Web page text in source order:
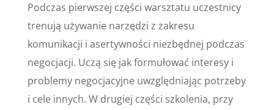
Podczas pierwszej części warsztatu uczestnicy
trenują używanie narzędzi z zakresu
komunikacji i asertywności niezbędnej podczas
negocjacji. Uczą się jak formułować interesy i
problemy negocjacyjne uwzględniając potrzeby
i cele innych. W drugiej części szkolenia, przy